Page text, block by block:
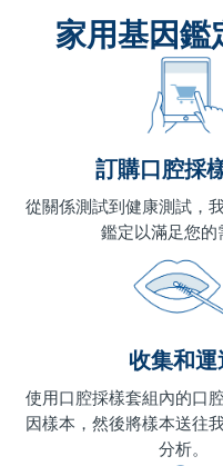
家用基因鑑
訂購口腔採
從關係測試到健康測試，
鑑定以滿足您的
收集和運
使用口腔採樣套組內的口
因樣本，然後將樣本送往
分析。